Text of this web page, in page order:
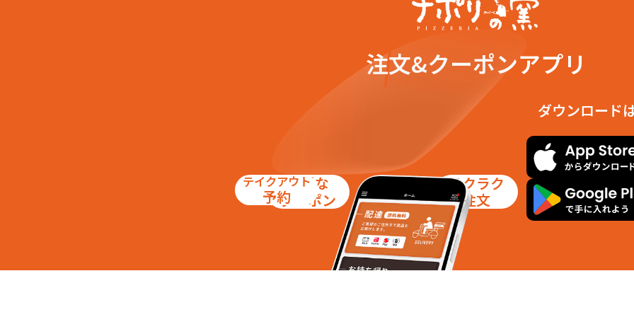
注文&クーポンアプリ
お得な
クーポン
テイクアウト
予約
ラクラク
注文
ダウンロード